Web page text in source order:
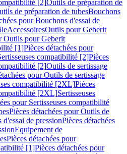
[2]Outils de préparation de
de préparation de tubesBouchons
pour Bouchons d'essai de
AccessoiresOutils pour Geberit
Outils pour Geberit
[1]Pièces détachées pour
compatibilité [2]Pièces
[2]Outils de sertissage
pour Outils de sertissage
compatibilité [2XL]Pièces
[2XL]Sertisseuses
pour Sertisseuses compatibilité
Pièces détachées pour Outils de
d'essai de pressionPièces détachées
Equipement de
Pièces détachées pour
[1]Pièces détachées pour